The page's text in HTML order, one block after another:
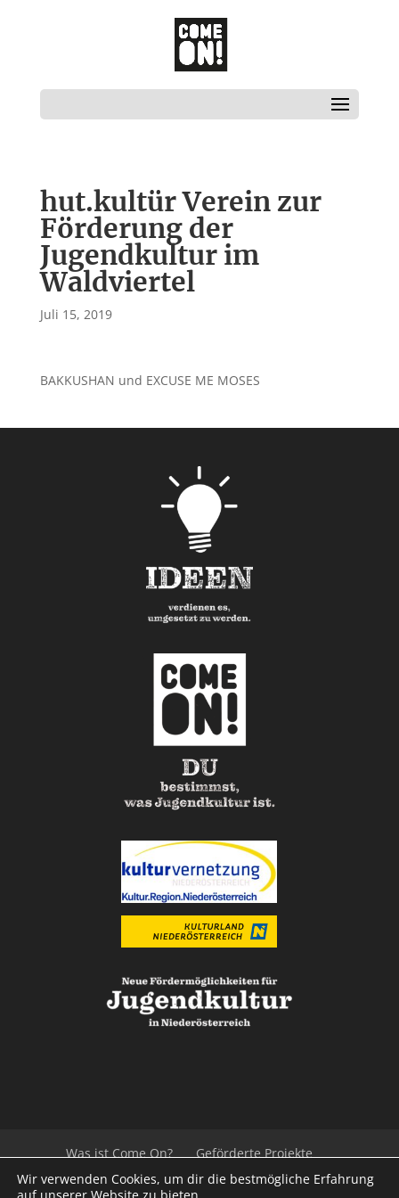
hut.kultür Verein zur
Förderung der
Jugendkultur im
Waldviertel
Juli 15, 2019
BAKKUSHAN und EXCUSE ME MOSES
Was ist Come On?
Geförderte Projekte
Der Beirat
Impressum/Datenschutz
Links
Presse
Wir verwenden Cookies, um dir die bestmögliche Erfahrung